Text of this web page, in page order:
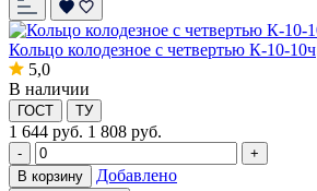
Кольцо колодезное с четвертью К-10-10ч
5,0
В наличии
ГОСТ ТУ
1 644 руб. 1 808 руб.
-
+
В корзину
Добавлено